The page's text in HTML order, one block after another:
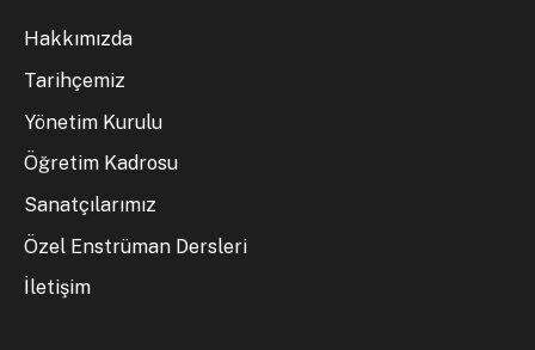
Hakkımızda
Tarihçemiz
Yönetim Kurulu
Öğretim Kadrosu
Sanatçılarımız
Özel Enstrüman Dersleri
İletişim